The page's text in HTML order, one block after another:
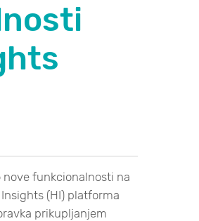
nove funkcionalnosti na
(HI) platforma
prikupljanjem